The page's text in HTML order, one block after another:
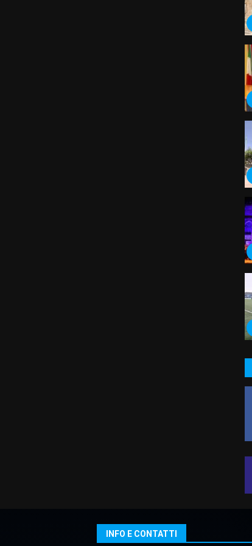
INFO E CONTATTI